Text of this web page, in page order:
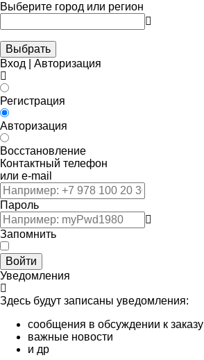
Выберите город или регион
Выбрать
Вход | Авторизация
Регистрация
Авторизация
Восстановление
Контактный телефон
или e-mail
Пароль
Запомнить
Войти
Уведомления
Здесь будут записаны уведомления:
сообщения в обсуждении к заказу
важные новости
и др